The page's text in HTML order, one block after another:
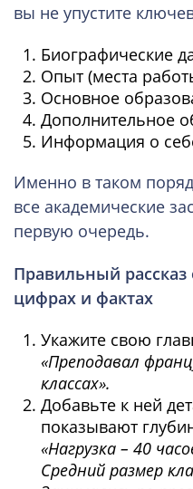
вы не упустите
Биографические
Опыт (места
Основное
Дополнительное
Информация о
Именно в таком
все академические
первую очередь.
Правильный рассказ
цифрах и фактах
Укажите свою
«Преподавал
классах».
Добавьте к ней
показывают
«Нагрузка – 40
Средний размер